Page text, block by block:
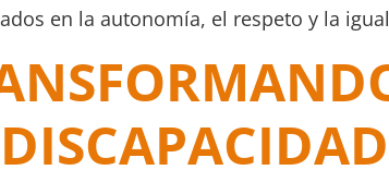
en la autonomía, el respeto y la